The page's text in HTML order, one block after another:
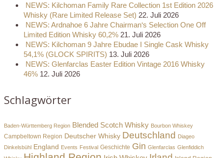
NEWS: Kilchoman Family Rare Collection 1st Edition 2026
Whisky (Rare Limited Release Set) 22. Juli 2026
NEWS: Ardnahoe 6 Jahre Chairman‘s Selection One Off
Limited Edition Whisky 60,2% 21. Juli 2026
NEWS: Kilchoman 9 Jahre Ebudae I Single Cask Whisky
54,1% (GLOCK SPIRITS) 13. Juli 2026
NEWS: Glenfarclas Easter Edition Vintage 2016 Whisky
46% 12. Juli 2026
Schlagwörter
Baden-Württemberg Region Blended Scotch Whisky Bourbon Whiskey
Campbeltown Region Deutscher Whisky Deutschland Diageo
Dinkelsbühl England Events Festival Geschichte Gin Glenfarclas Glenfiddich